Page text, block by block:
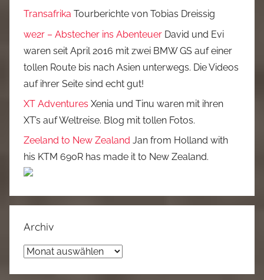
Transafrika Tourberichte von Tobias Dreissig
we2r – Abstecher ins Abenteuer David und Evi
waren seit April 2016 mit zwei BMW GS auf einer
tollen Route bis nach Asien unterwegs. Die Videos
auf ihrer Seite sind echt gut!
XT Adventures Xenia und Tinu waren mit ihren
XT’s auf Weltreise. Blog mit tollen Fotos.
Zeeland to New Zealand Jan from Holland with
his KTM 690R has made it to New Zealand.
Archiv
Archiv